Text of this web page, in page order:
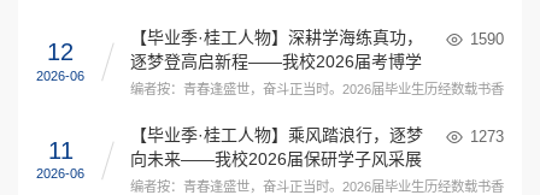
12
2026-06
​【毕业季·桂工人物】深耕学海练真功，
逐梦登高启新程——我校2026届考博学
子风采展
1590
编者按：青春逢盛世，奋斗正当时。2026届毕业生历经数载书香浸
11
2026-06
​【毕业季·桂工人物】乘风踏浪行，逐梦
向未来——我校2026届保研学子风采展
（二）
1273
编者按：青春逢盛世，奋斗正当时。2026届毕业生历经数载书香浸